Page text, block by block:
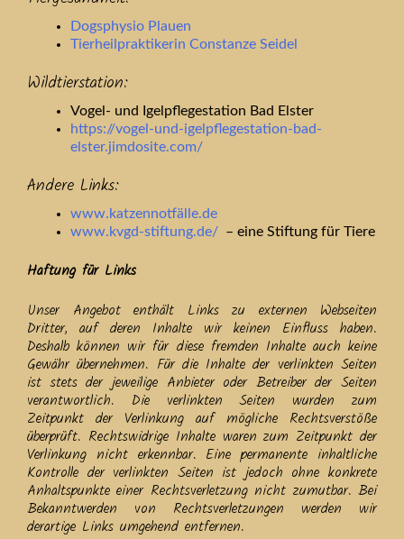
Dogsphysio Plauen
Tierheilpraktikerin Constanze Seidel
Wildtierstation:
Vogel- und Igelpflegestation Bad Elster
https://vogel-und-igelpflegestation-bad-
elster.jimdosite.com/
Andere Links:
www.katzennotfälle.de
www.kvgd-stiftung.de/ – eine Stiftung für Tiere
Haftung für Links
Unser Angebot enthält Links zu externen Webseiten
Dritter, auf deren Inhalte wir keinen Einfluss haben.
Deshalb können wir für diese fremden Inhalte auch keine
Gewähr übernehmen. Für die Inhalte der verlinkten Seiten
ist stets der jeweilige Anbieter oder Betreiber der Seiten
verantwortlich. Die verlinkten Seiten wurden zum
Zeitpunkt der Verlinkung auf mögliche Rechtsverstöße
überprüft. Rechtswidrige Inhalte waren zum Zeitpunkt der
Verlinkung nicht erkennbar. Eine permanente inhaltliche
Kontrolle der verlinkten Seiten ist jedoch ohne konkrete
Anhaltspunkte einer Rechtsverletzung nicht zumutbar. Bei
Bekanntwerden von Rechtsverletzungen werden wir
derartige Links umgehend entfernen.